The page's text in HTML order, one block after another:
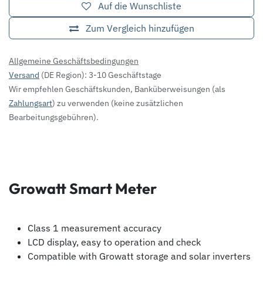
Zum Vergleich hinzufügen
Auf die Wunschliste
Allgemeine Geschäftsbedingungen
Versand (DE Region): 3-10 Geschäftstage
Wir empfehlen Geschäftskunden, Banküberweisungen (als
Zahlungsart) zu verwenden (keine zusätzlichen
Bearbeitungsgebühren).
Growatt Smart Meter
Class 1 measurement accuracy
LCD display, easy to operation and check
Compatible with Growatt storage and solar inverters